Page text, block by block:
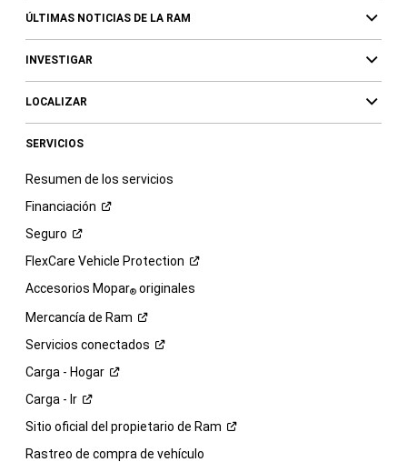
ÚLTIMAS NOTICIAS DE LA RAM
INVESTIGAR
LOCALIZAR
SERVICIOS
Resumen de los servicios
Financiación
Seguro
FlexCare Vehicle Protection
Accesorios Mopar®originales
Mercancía de Ram
Servicios conectados
Carga - Hogar
Carga - Ir
Sitio oficial del propietario de Ram
Rastreo de compra de vehículo